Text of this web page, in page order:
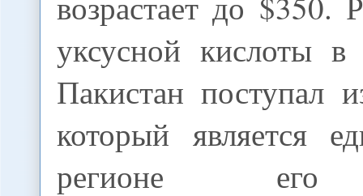
уксусной кислоты
Пакистан поступал
который является
регионе его